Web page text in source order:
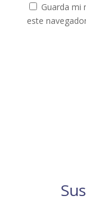
Guarda mi
este